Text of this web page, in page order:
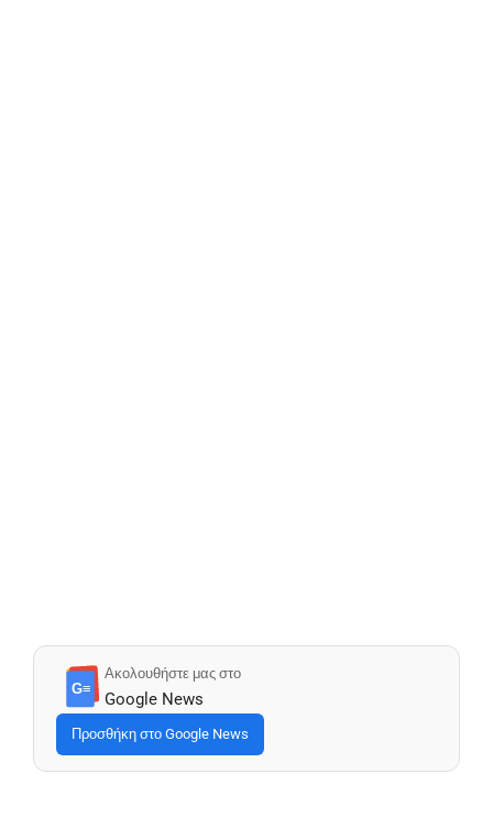
G≡
Ακολουθήστε μας στο
Google News
Προσθήκη στο Google News